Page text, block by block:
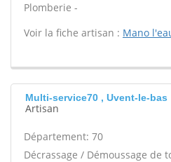
Plomberie -
Voir la fiche artisan : Mano
Multi-service70 , Uvent-le-bas
Artisan
Département: 70
Décrassage / Démoussage de